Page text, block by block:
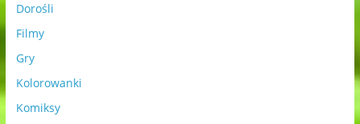
Dorośli
Filmy
Gry
Kolorowanki
Komiksy